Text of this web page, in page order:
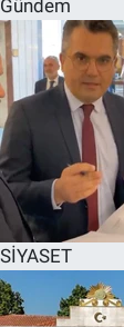
Gündem
SİYASET
SPOR
RESMİ